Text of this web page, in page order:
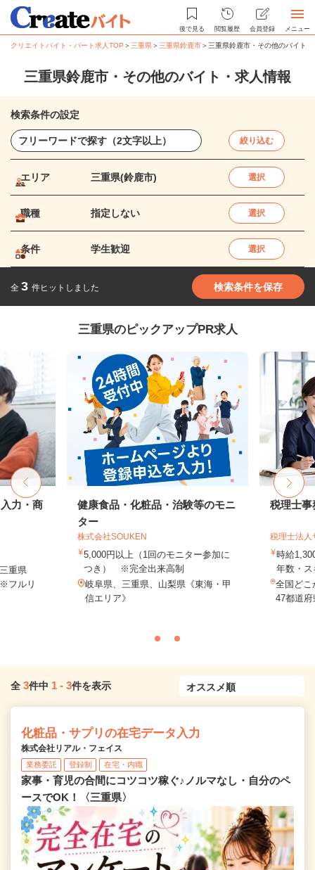
後で見る 閲覧履歴 会員登録 メニュー
クリエイトバイト・パート求人TOP ＞ 三重県＞ 三重県鈴鹿市＞ 三重県鈴鹿市・その他のバイト
三重県鈴鹿市・その他のバイト・求人情報
検索条件の設定
絞り込む
エリア 三重県(鈴鹿市) 選択
職種 指定しない 選択
条件 学生歓迎 選択
全 3 件ヒットしました 検索条件を保存
三重県のピックアップPR求人
力・商
重県
フルリ
健康食品・化粧品・治験等のモニ
ター
株式会社SOUKEN
5,000円以上（1回のモニター参加に
つき） ※完全出来高制
岐阜県、三重県、山梨県《東海・甲
信エリア》
税理士事
税理士法人
時給
年数・
全国どこ
47都道
全 3件中 1 - 3件を表示
化粧品・サプリの在宅データ入力
株式会社リアル・フェイス
業務委託 登録制 在宅・内職
家事・育児の合間にコツコツ稼ぐ♪ノルマなし・自分のペ
ースでOK！〈三重県〉